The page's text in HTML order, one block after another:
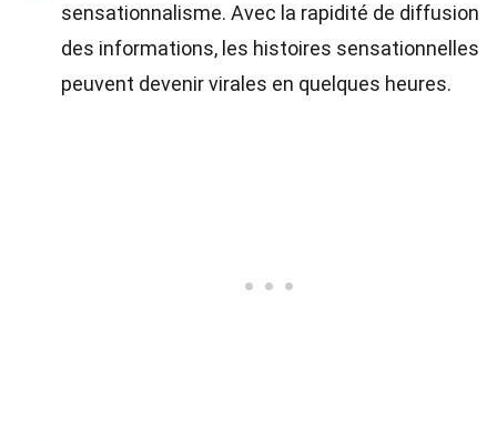
sensationnalisme. Avec la rapidité de diffusion
des informations, les histoires sensationnelles
peuvent devenir virales en quelques heures.